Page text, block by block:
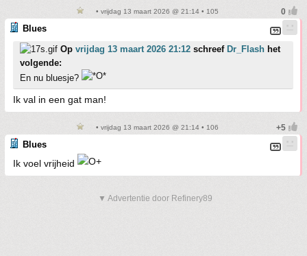
• vrijdag 13 maart 2026 @ 21:14 • 105
Blues
Op vrijdag 13 maart 2026 21:12 schreef Dr_Flash het
volgende:
En nu bluesje?
Ik val in een gat man!
• vrijdag 13 maart 2026 @ 21:14 • 106
Blues
Ik voel vrijheid
▼ Advertentie door Refinery89